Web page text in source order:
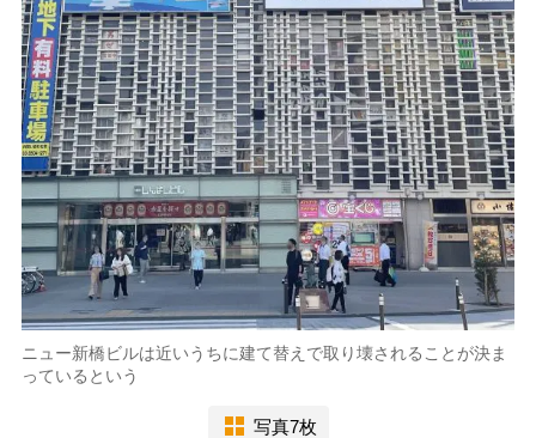
ニュー新橋ビルは近いうちに建て替えで取り壊されることが決ま
っているという
写真7枚